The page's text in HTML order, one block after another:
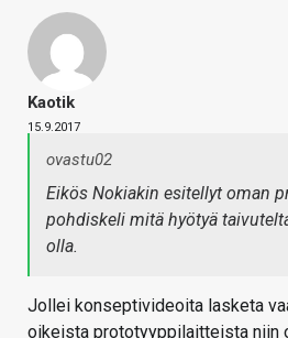
Kaotik
15.9.2017
ovastu02
Eikös Nokiakin esitellyt oman
pohdiskeli mitä hyötyä
olla.
Jollei konseptivideoita lasketa
oikeista prototyyppilaitteista niin